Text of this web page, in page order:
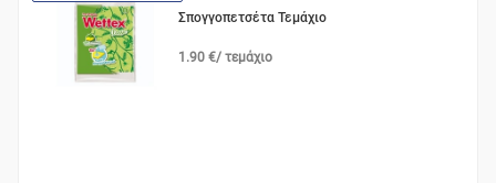
Σπογγοπετσέτα Τεμάχιο
1.90 €/ τεμάχιο